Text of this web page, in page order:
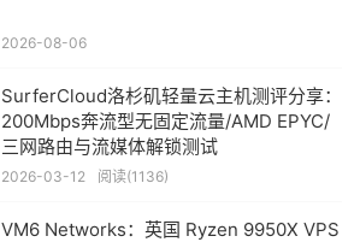
2026-08-06
SurferCloud洛杉矶轻量云主机测评分享：
200Mbps奔流型无固定流量/AMD EPYC/
三网路由与流媒体解锁测试
2026-03-12 阅读(1136)
VM6 Networks：英国 Ryzen 9950X VPS